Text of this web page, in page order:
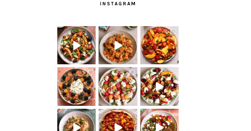
INSTAGRAM